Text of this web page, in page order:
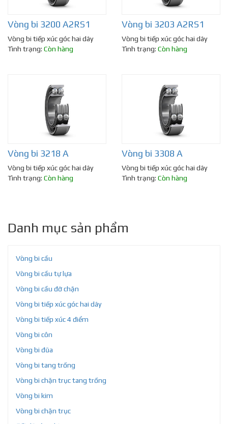
Vòng bi 3200 A2RS1
Vòng bi tiếp xúc góc hai dãy
Tình trạng: Còn hàng
Vòng bi 3203 A2RS1
Vòng bi tiếp xúc góc hai dãy
Tình trạng: Còn hàng
Vòng bi 3218 A
Vòng bi tiếp xúc góc hai dãy
Tình trạng: Còn hàng
Vòng bi 3308 A
Vòng bi tiếp xúc góc hai dãy
Tình trạng: Còn hàng
Danh mục sản phẩm
Vòng bi cầu
Vòng bi cầu tự lựa
Vòng bi cầu đỡ chặn
Vòng bi tiếp xúc góc hai dãy
Vòng bi tiếp xúc 4 điểm
Vòng bi côn
Vòng bi đũa
Vòng bi tang trống
Vòng bi chặn trục tang trống
Vòng bi kim
Vòng bi chặn trục